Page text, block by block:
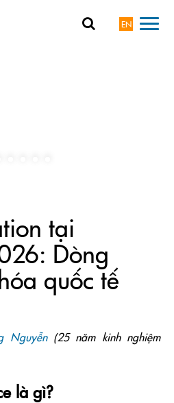
EN
tại
Dòng
quốc tế
Nguyễn(25 năm kinh nghiệm
là gì?